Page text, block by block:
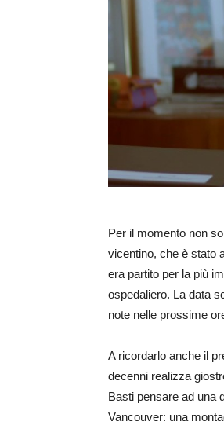
Per il momento non
vicentino, che è stato
era partito per la più
ospedaliero. La data
note nelle prossime
A ricordarlo anche il
decenni realizza
Basti pensare ad una
Vancouver: una